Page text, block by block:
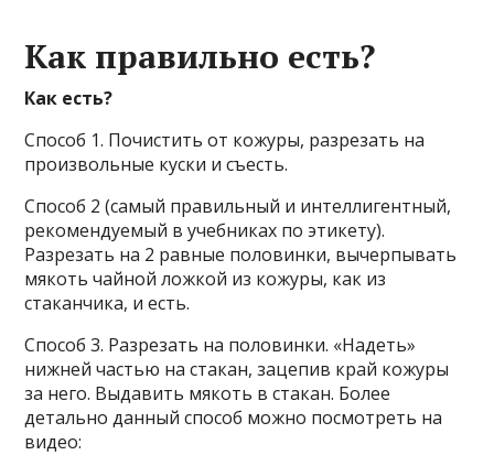
Как правильно есть?
Как есть?
Способ 1. Почистить от кожуры, разрезать на
произвольные куски и съесть.
Способ 2 (самый правильный и интеллигентный,
рекомендуемый в учебниках по этикету).
Разрезать на 2 равные половинки, вычерпывать
мякоть чайной ложкой из кожуры, как из
стаканчика, и есть.
Способ 3. Разрезать на половинки. «Надеть»
нижней частью на стакан, зацепив край кожуры
за него. Выдавить мякоть в стакан. Более
детально данный способ можно посмотреть на
видео: